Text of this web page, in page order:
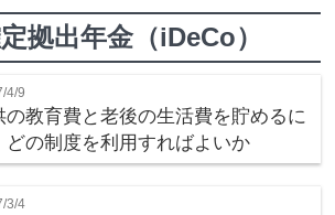
拠出年金（iDeCo）
4/9
の教育費と老後の生活費を貯めるに
どの制度を利用すればよいか
3/4